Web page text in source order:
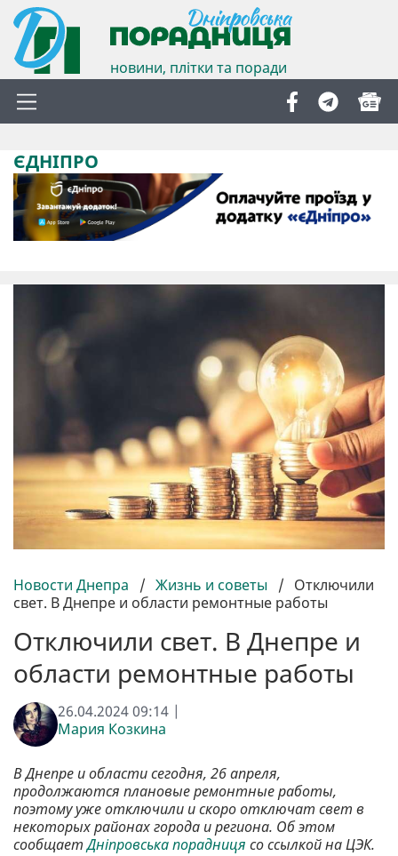
новини, плітки та поради
ЄДНІПРО
Новости Днепра / Жизнь и советы / Отключили
свет. В Днепре и области ремонтные работы
Отключили свет. В Днепре и
области ремонтные работы
26.04.2024 09:14 |
Мария Козкина
В Днепре и области сегодня, 26 апреля,
продолжаются плановые ремонтные работы,
поэтому уже отключили и скоро отключат свет в
некоторых районах города и региона. Об этом
сообщаетДніпровська порадниця со ссылкой на ЦЭК.